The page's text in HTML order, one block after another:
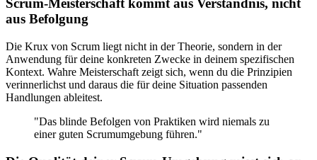
Scrum-Meisterschaft kommt aus Verständnis, nicht
aus Befolgung
Die Krux von Scrum liegt nicht in der Theorie, sondern in der
Anwendung für deine konkreten Zwecke in deinem spezifischen
Kontext. Wahre Meisterschaft zeigt sich, wenn du die Prinzipien
verinnerlichst und daraus die für deine Situation passenden
Handlungen ableitest.
"Das blinde Befolgen von Praktiken wird niemals zu
einer guten Scrumumgebung führen."